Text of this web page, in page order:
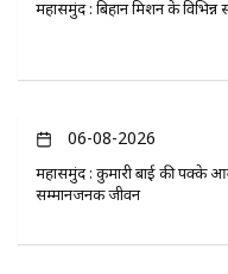
महासमुंद : बिहान मिशन के विभिन्न
06-08-2026
महासमुंद : कुमारी बाई की पक्के
सम्मानजनक जीवन